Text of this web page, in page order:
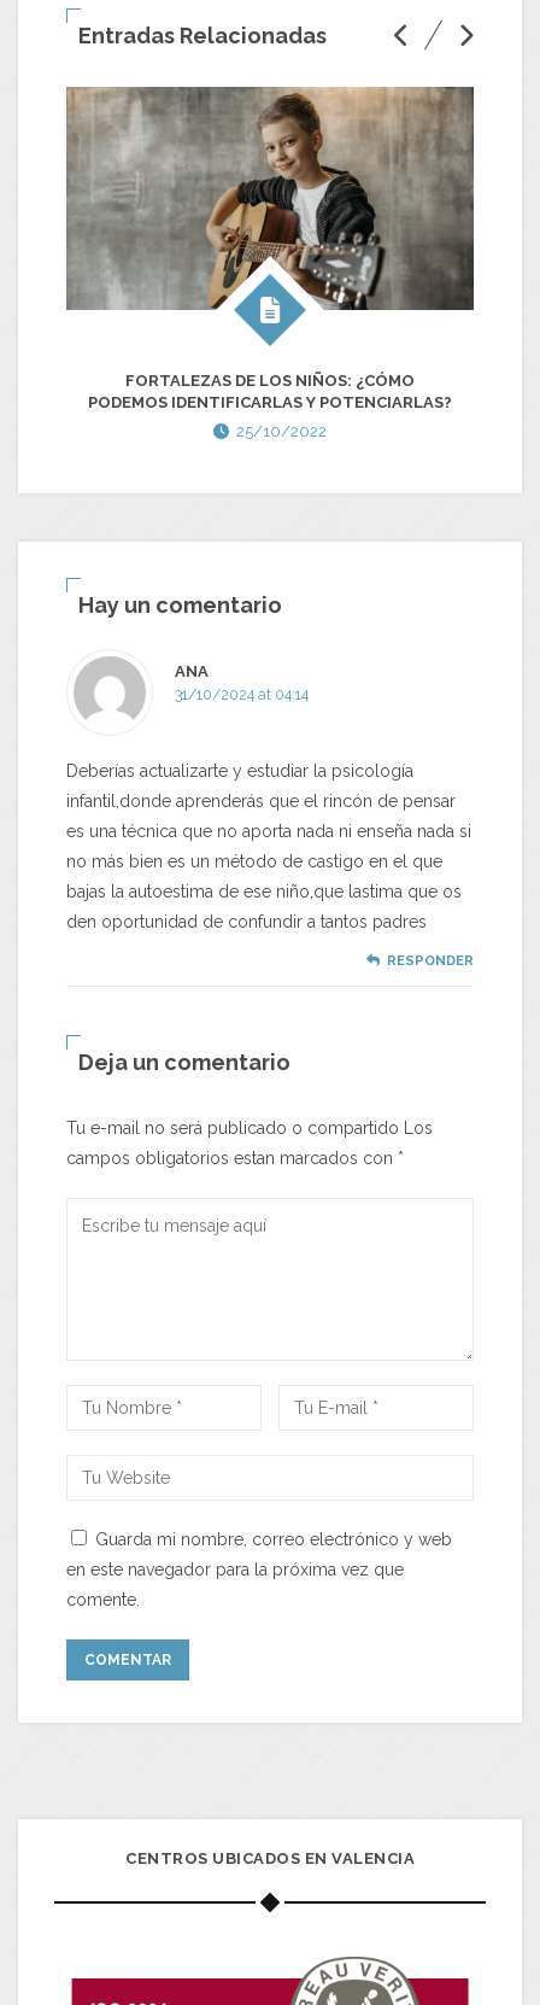
Entradas Relacionadas
FORTALEZAS DE LOS NIÑOS: ¿CÓMO
PODEMOS IDENTIFICARLAS Y POTENCIARLAS?
25/10/2022
Hay un comentario
ANA
31/10/2024 at 04:14
Deberías actualizarte y estudiar la psicología
infantil,donde aprenderás que el rincón de pensar
es una técnica que no aporta nada ni enseña nada si
no más bien es un método de castigo en el que
bajas la autoestima de ese niño,que lastima que os
den oportunidad de confundir a tantos padres
RESPONDER
Deja un comentario
Tu e-mail no será publicado o compartido Los
campos obligatorios estan marcados con *
Guarda mi nombre, correo electrónico y web
en este navegador para la próxima vez que
comente.
CENTROS UBICADOS EN VALENCIA